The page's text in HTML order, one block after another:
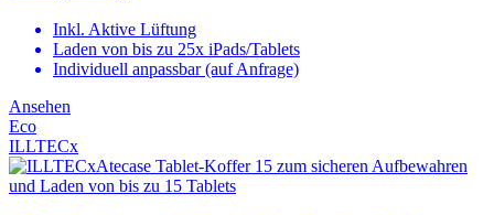
Inkl. Aktive Lüftung
Laden von bis zu 25x iPads/Tablets
Individuell anpassbar (auf Anfrage)
Ansehen
Eco
ILLTECx